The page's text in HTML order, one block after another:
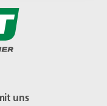
uns